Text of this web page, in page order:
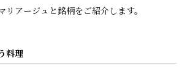
リアージュと銘柄をご紹介します。
料理